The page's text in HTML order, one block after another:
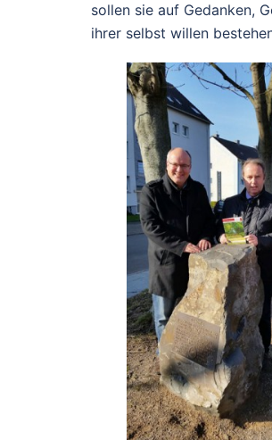
sollen sie auf Gedanken,
ihrer selbst willen